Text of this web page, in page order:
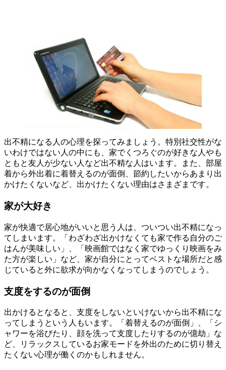
出不精になる人の心理を探ってみましょう。特別社交性がな
いわけではない人の中にも、家でくつろぐのが好きな人やも
ともと友人が少ない人など出不精な人はいます。また、部屋
着から外出着に着替えるのが面倒、節約したいからあまり出
かけたくないなど、出かけたくない理由はさまざまです。
家が大好き
家が快適で居心地がいいと思う人は、ついつい出不精になっ
てしまいます。「わざわざ出かけなくても家で作る自分のご
はんが美味しい」、「映画館ではなく家でゆっくり映画をみ
た方が楽しい」など、家が自分にとってベストな場所だと感
じていると外に欲求が向かなくなってしまうのでしょう。
支度をするのが面倒
出かけるとなると、支度をしないといけないから出不精にな
ってしまうという人もいます。「着替えるのが面倒」、「シ
ャワーを浴びたり、顔を洗って支度したりするのが億劫」な
ど、リラックスしているお家モードを外出のために切り替え
たくない心理が働くのかもしれません。